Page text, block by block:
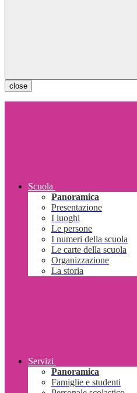
close
Scuola
Panoramica
Presentazione
I luoghi
Le persone
I numeri della scuola
Le carte della scuola
Organizzazione
La storia
Servizi
Panoramica
Famiglie e studenti